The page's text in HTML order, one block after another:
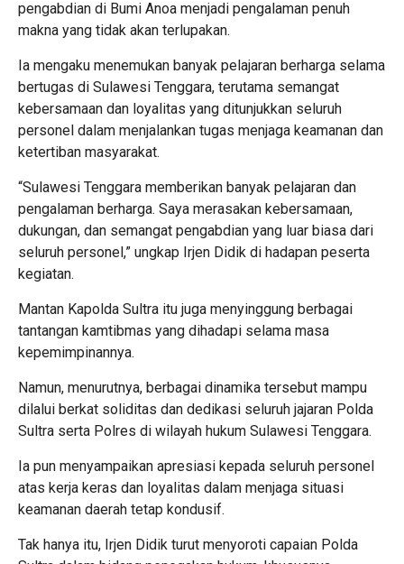
pengabdian di Bumi Anoa menjadi pengalaman penuh
makna yang tidak akan terlupakan.
Ia mengaku menemukan banyak pelajaran berharga selama
bertugas di Sulawesi Tenggara, terutama semangat
kebersamaan dan loyalitas yang ditunjukkan seluruh
personel dalam menjalankan tugas menjaga keamanan dan
ketertiban masyarakat.
“Sulawesi Tenggara memberikan banyak pelajaran dan
pengalaman berharga. Saya merasakan kebersamaan,
dukungan, dan semangat pengabdian yang luar biasa dari
seluruh personel,” ungkap Irjen Didik di hadapan peserta
kegiatan.
Mantan Kapolda Sultra itu juga menyinggung berbagai
tantangan kamtibmas yang dihadapi selama masa
kepemimpinannya.
Namun, menurutnya, berbagai dinamika tersebut mampu
dilalui berkat soliditas dan dedikasi seluruh jajaran Polda
Sultra serta Polres di wilayah hukum Sulawesi Tenggara.
Ia pun menyampaikan apresiasi kepada seluruh personel
atas kerja keras dan loyalitas dalam menjaga situasi
keamanan daerah tetap kondusif.
Tak hanya itu, Irjen Didik turut menyoroti capaian Polda